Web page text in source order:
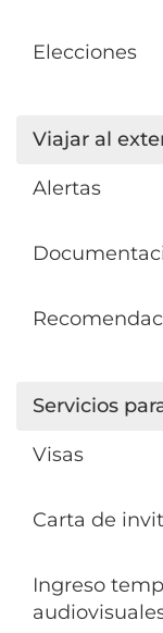
Elecciones
Viajar al
Alertas
Servicios
Visas
Carta de
Ingreso